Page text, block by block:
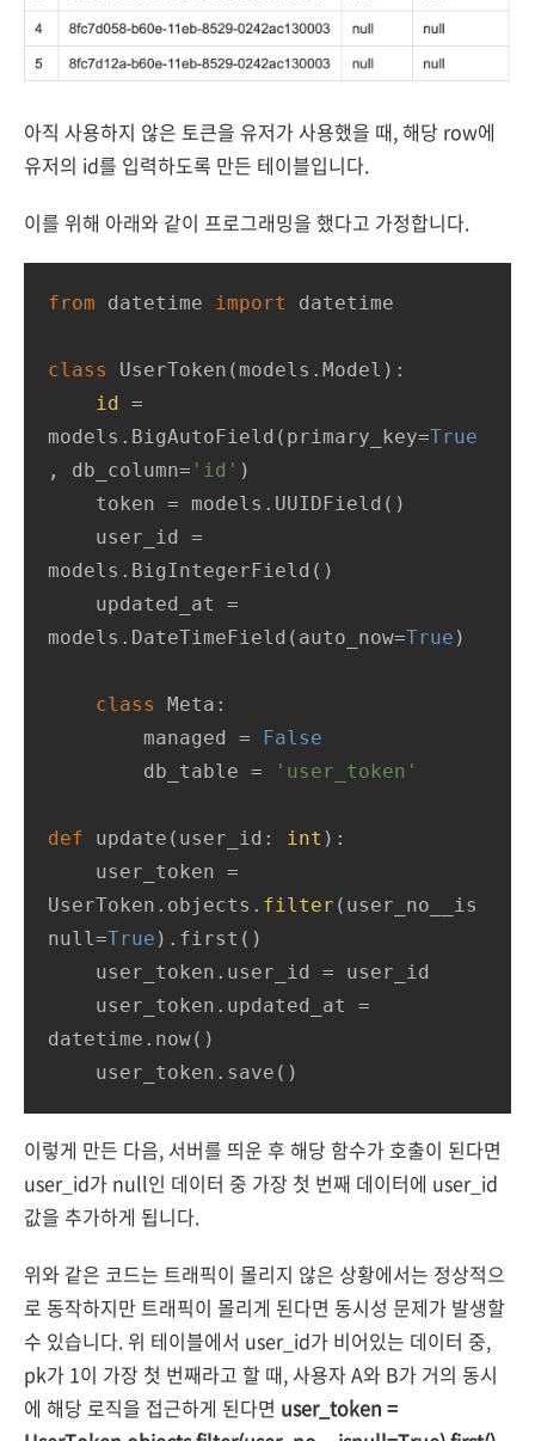
아직 사용하지 않은 토큰을 유저가 사용했을 때, 해당 row에
유저의 id를 입력하도록 만든 테이블입니다.
이를 위해 아래와 같이 프로그래밍을 했다고 가정합니다.
from datetime import datetime
class UserToken ( models.Model ):
id =
models.BigAutoField(primary_key=True
, db_column= 'id' )
models.BigIntegerField()
models.DateTimeField(auto_now=True )
class Meta :
        managed =
False
        db_table =
'user_token'
def update ( user_id: int ):
UserToken.objects. filter (user_no__is
null=True ).first()
datetime.now()
    user_token.save()
이렇게 만든 다음, 서버를 띄운 후 해당 함수가 호출이 된다면
user_id가 null인 데이터 중 가장 첫 번째 데이터에 user_id
값을 추가하게 됩니다.
위와 같은 코드는 트래픽이 몰리지 않은 상황에서는 정상적으
로 동작하지만 트래픽이 몰리게 된다면 동시성 문제가 발생할
수 있습니다. 위 테이블에서 user_id가 비어있는 데이터 중,
pk가 1이 가장 첫 번째라고 할 때, 사용자 A와 B가 거의 동시
에 해당 로직을 접근하게 된다면 user_token =